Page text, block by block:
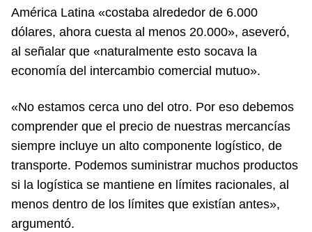
América Latina «costaba alrededor de 6.000
dólares, ahora cuesta al menos 20.000», aseveró,
al señalar que «naturalmente esto socava la
economía del intercambio comercial mutuo».
«No estamos cerca uno del otro. Por eso debemos
comprender que el precio de nuestras mercancías
siempre incluye un alto componente logístico, de
transporte. Podemos suministrar muchos productos
si la logística se mantiene en límites racionales, al
menos dentro de los límites que existían antes»,
argumentó.